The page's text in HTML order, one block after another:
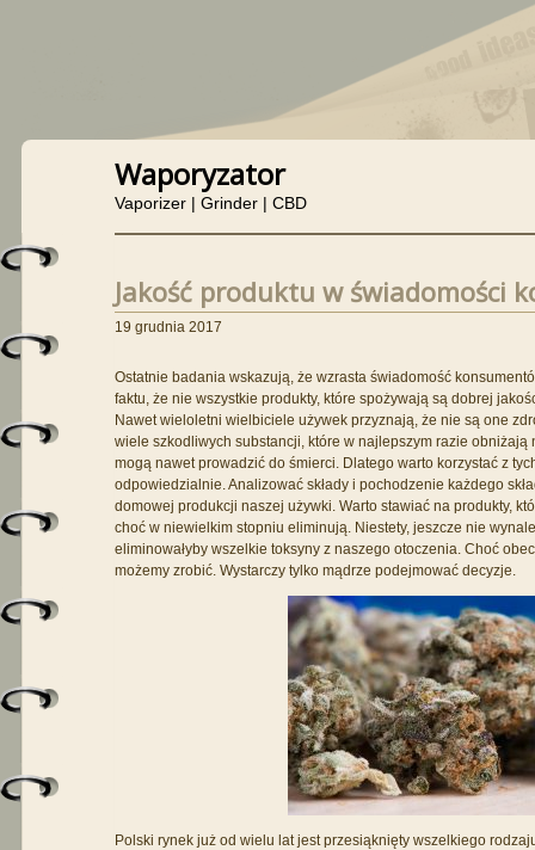
Waporyzator
Vaporizer | Grinder | CBD
Jakość produktu w świadomości
19 grudnia 2017
Ostatnie badania wskazują, że wzrasta świadomość
faktu, że nie wszystkie produkty, które spożywają są dobrej
Nawet wieloletni wielbiciele używek przyznają, że nie są one
wiele szkodliwych substancji, które w najlepszym razie
mogą nawet prowadzić do śmierci. Dlatego warto korzystać z
odpowiedzialnie. Analizować składy i pochodzenie każdego
domowej produkcji naszej używki. Warto stawiać na produkty,
choć w niewielkim stopniu eliminują. Niestety, jeszcze nie
eliminowałyby wszelkie toksyny z naszego otoczenia. Choć
możemy zrobić. Wystarczy tylko mądrze podejmować decyzje.
Polski rynek już od wielu lat jest przesiąknięty wszelkiego